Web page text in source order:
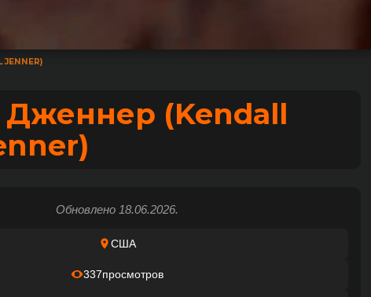
(Kendall
Обновлено 18.06.2026.
США
337просмотров